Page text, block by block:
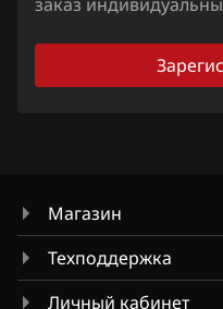
ГАЗ (GAZ)
ЛиАЗ
МАЗ
Москвич
Магазин
Техподдержка
Личный кабинет